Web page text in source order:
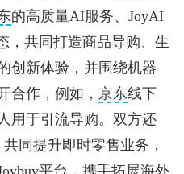
的高质量AI服务、JoyAI
，共同打造商品导购、生
创新体验，并围绕机器
合作，例如， 京东线下
用于引流导购。双方还
同提升即时零售业务，